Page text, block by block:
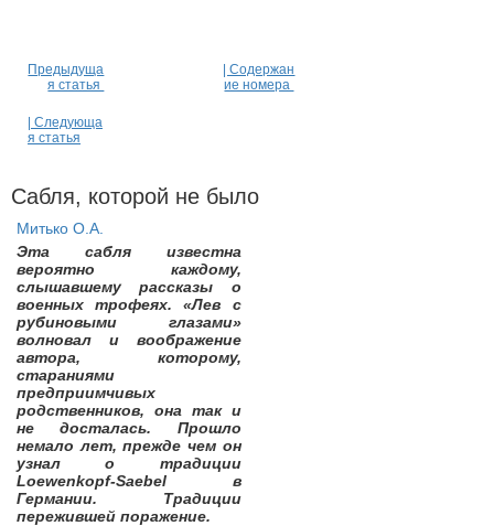
Предыдуща
я статья
| Содержан
ие номера
| Следующа
я статья
Сабля, которой не было
Митько О.А.
Эта сабля известна
вероятно каждому,
слышавшему рассказы о
военных трофеях. «Лев с
рубиновыми глазами»
волновал и воображение
автора, которому,
стараниями
предприимчивых
родственников, она так и
не досталась. Прошло
немало лет, прежде чем он
узнал о традиции
Loewenkopf-Saebel в
Германии. Традиции
пережившей поражение.